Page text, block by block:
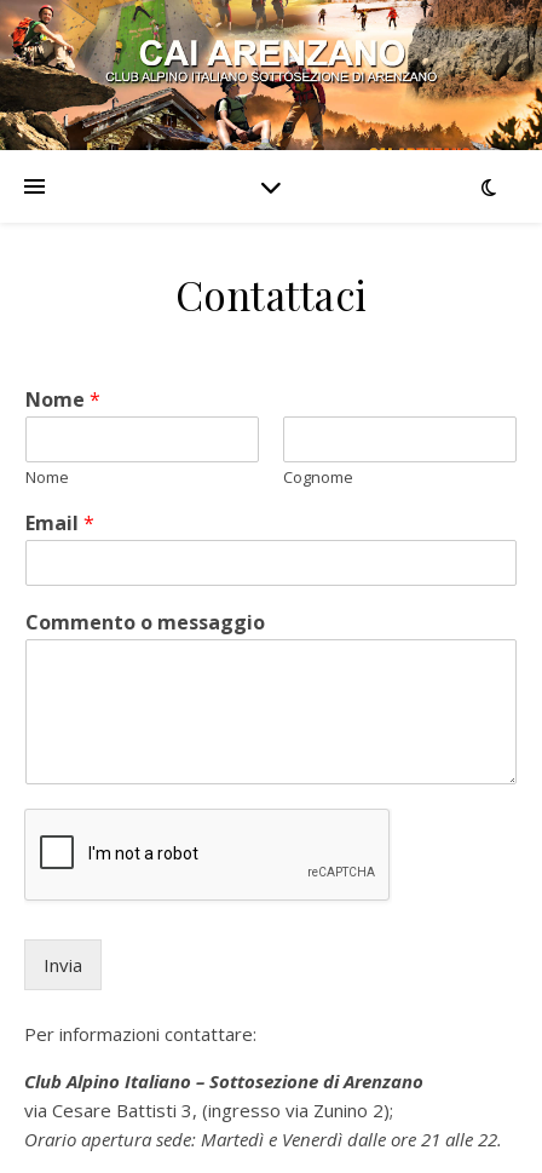
Contattaci
Nome *
Nome Cognome
Email *
Commento o messaggio
Invia
Per informazioni contattare:
Club Alpino Italiano – Sottosezione di Arenzano
via Cesare Battisti 3, (ingresso via Zunino 2);
Orario apertura sede: Martedì e Venerdì dalle ore 21 alle 22.